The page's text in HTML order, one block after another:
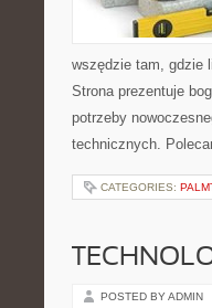
wszędzie tam, gdzie
Strona prezentuje
potrzeby
technicznych.
CATEGORIES:
POSTED BY ADMIN